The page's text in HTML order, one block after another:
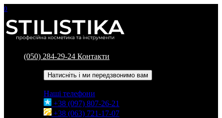
0
(050) 284-29-24 Контакти
Натисніть і ми передзвонимо вам
Наші телефони
+38 (097) 807-26-21
+38 (063) 721-17-07